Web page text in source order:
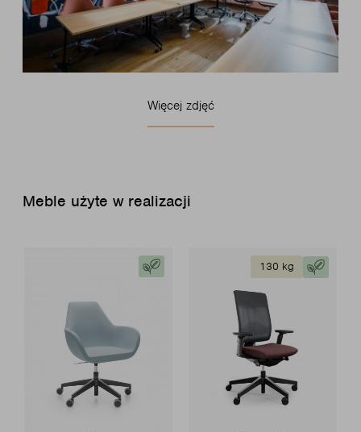
Więcej zdjęć
Meble użyte w realizacji
130 kg